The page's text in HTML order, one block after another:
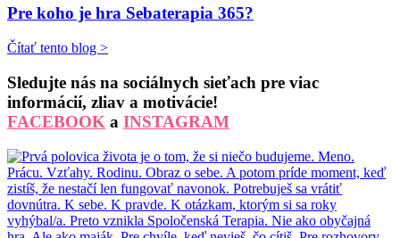
Pre koho je hra Sebaterapia 365?
Čítať tento blog >
Sledujte nás na sociálnych sieťach pre viac
informácií, zliav a motivácie!
FACEBOOK a INSTAGRAM